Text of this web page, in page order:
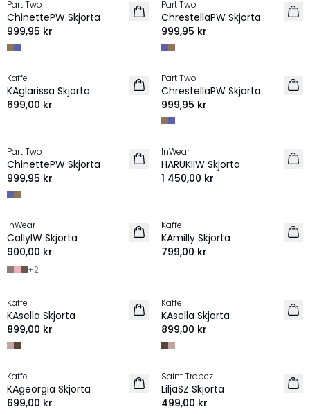
NYHET
Part Two
ChinettePW Skjorta
999,95 kr
NYHET
Part Two
ChrestellaPW Skjorta
999,95 kr
NYHET
Kaffe
KAglarissa Skjorta
699,00 kr
NYHET
Part Two
ChrestellaPW Skjorta
999,95 kr
NYHET
Part Two
ChinettePW Skjorta
999,95 kr
NYHET
InWear
HARUKIIW Skjorta
1 450,00 kr
NYHET
InWear
CallyIW Skjorta
900,00 kr
+2
NYHET
Kaffe
KAmilly Skjorta
799,00 kr
NYHET
Kaffe
KAsella Skjorta
899,00 kr
NYHET
Kaffe
KAsella Skjorta
899,00 kr
NYHET
Kaffe
KAgeorgia Skjorta
699,00 kr
NYHET
Saint Tropez
LiljaSZ Skjorta
499,00 kr